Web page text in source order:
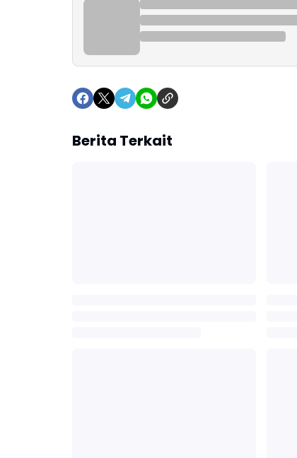
Berita Terkait